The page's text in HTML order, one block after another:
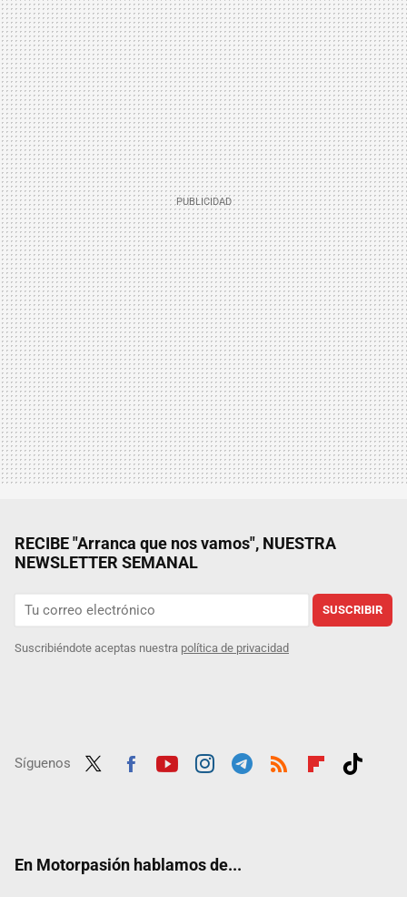
RECIBE "Arranca que nos vamos", NUESTRA
NEWSLETTER SEMANAL
SUSCRIBIR
Suscribiéndote aceptas nuestra política de privacidad
Síguenos
En Motorpasión hablamos de...